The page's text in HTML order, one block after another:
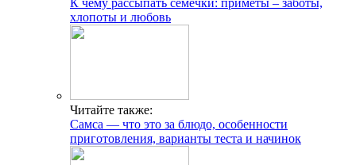
К чему рассыпать семечки: приметы – заботы,
хлопоты и любовь
Читайте также:
Самса — что это за блюдо, особенности
приготовления, варианты теста и начинок